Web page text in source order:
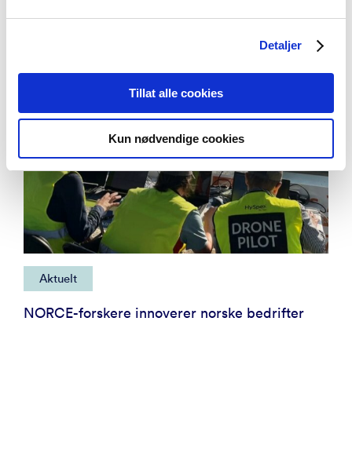
Detaljer
Tillat alle cookies
Kun nødvendige cookies
Aktuelt
NORCE-forskere innoverer norske bedrifter